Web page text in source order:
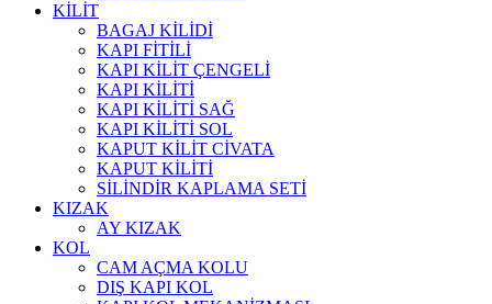
KİLİT
BAGAJ KİLİDİ
KAPI FİTİLİ
KAPI KİLİT ÇENGELİ
KAPI KİLİTİ
KAPI KİLİTİ SAĞ
KAPI KİLİTİ SOL
KAPUT KİLİT CİVATA
KAPUT KİLİTİ
SİLİNDİR KAPLAMA SETİ
KIZAK
AY KIZAK
KOL
CAM AÇMA KOLU
DIŞ KAPI KOL